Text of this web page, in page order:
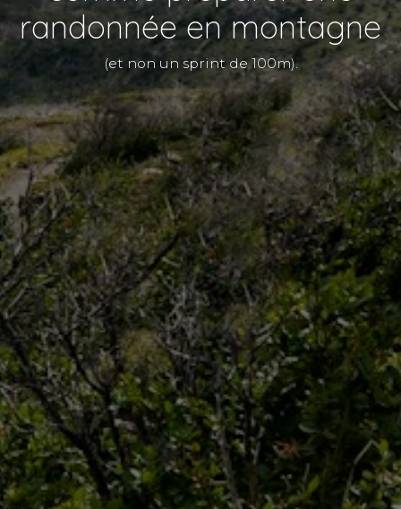
randonnée en montagne
(et non un sprint de 100m).